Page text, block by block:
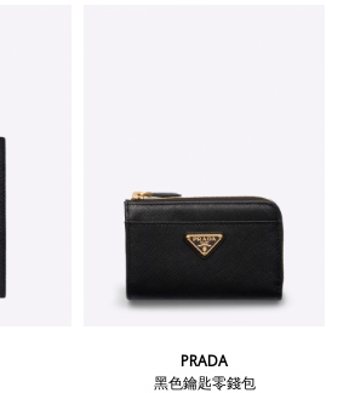
PRADA
黑色鑰匙零錢包